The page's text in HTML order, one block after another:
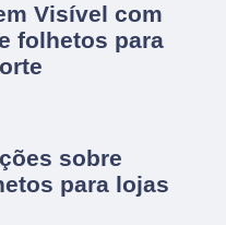
Visível com
folhetos para
sobre
para lojas